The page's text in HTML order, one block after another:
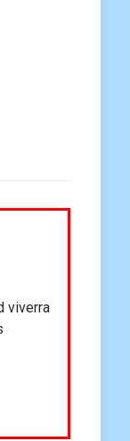
viverra